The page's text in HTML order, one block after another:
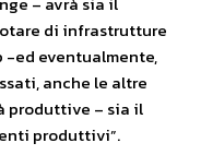
di infrastrutture
-ed eventualmente,
anche le altre
produttive – sia il
produttivi”.